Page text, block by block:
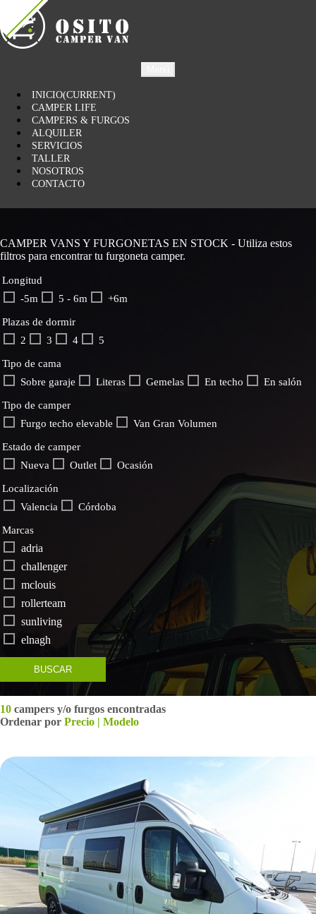
INICIO(CURRENT)
CAMPER LIFE
CAMPERS & FURGOS
ALQUILER
SERVICIOS
TALLER
NOSOTROS
CONTACTO
CAMPER VANS Y FURGONETAS EN STOCK - Utiliza estos
filtros para encontrar tu furgoneta camper.
Longitud
-5m
5 - 6m +6m
Plazas de dormir
2
3 4 5
Tipo de cama
Sobre garaje
Literas Gemelas En techo En salón
Tipo de camper
Furgo techo elevable
Van Gran Volumen
Estado de camper
Nueva
Outlet Ocasión
Localización
Valencia
Córdoba
Marcas
adria
challenger
mclouis
rollerteam
sunliving
elnagh
BUSCAR
10 campers y/o furgos encontradas
Ordenar por Precio | Modelo